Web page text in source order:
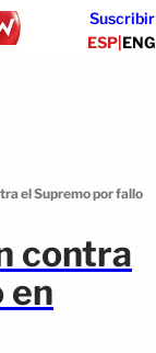
Suscribir
ESP|ENG
el Supremo por fallo
contra
en